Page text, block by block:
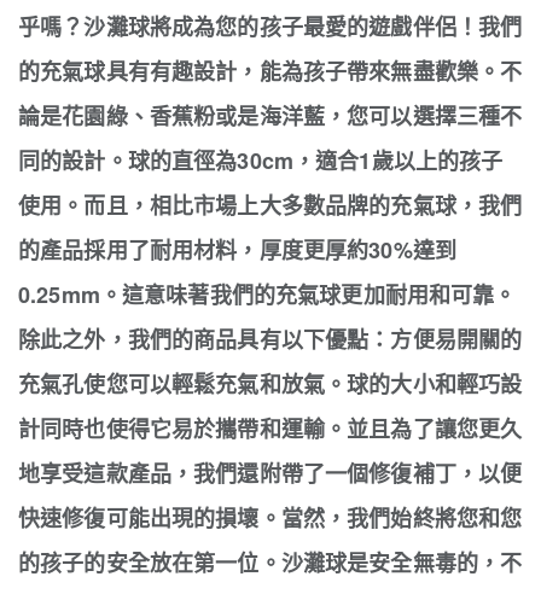
乎嗎？沙灘球將成為您的孩子最愛的遊戲伴侶！我們
的充氣球具有有趣設計，能為孩子帶來無盡歡樂。不
論是花園綠、香蕉粉或是海洋藍，您可以選擇三種不
同的設計。球的直徑為30cm，適合1歲以上的孩子
使用。而且，相比市場上大多數品牌的充氣球，我們
的產品採用了耐用材料，厚度更厚約30%達到
0.25mm。這意味著我們的充氣球更加耐用和可靠。
除此之外，我們的商品具有以下優點：方便易開關的
充氣孔使您可以輕鬆充氣和放氣。球的大小和輕巧設
計同時也使得它易於攜帶和運輸。並且為了讓您更久
地享受這款產品，我們還附帶了一個修復補丁，以便
快速修復可能出現的損壞。當然，我們始終將您和您
的孩子的安全放在第一位。沙灘球是安全無毒的，不